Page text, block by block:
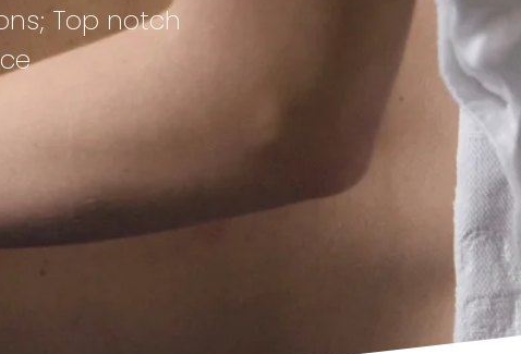
Top notch